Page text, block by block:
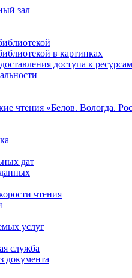
зал
в картинках
доступа к
чтения «Белов. Вологда.
дат
чтения
услуг
служба
документа